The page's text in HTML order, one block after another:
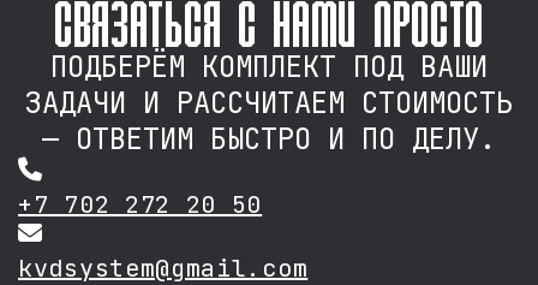
связаться с нами просто
ПОДБЕРЁМ КОМПЛЕКТ ПОД ВАШИ
ЗАДАЧИ И РАССЧИТАЕМ СТОИМОСТЬ
— ОТВЕТИМ БЫСТРО И ПО ДЕЛУ.
+7 702 272 20 50
kvdsystem@gmail.com